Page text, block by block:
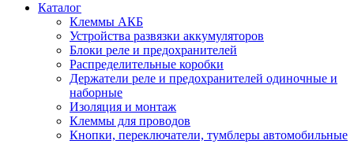
Каталог
Клеммы АКБ
Устройства развязки аккумуляторов
Блоки реле и предохранителей
Распределительные коробки
Держатели реле и предохранителей одиночные и
наборные
Изоляция и монтаж
Клеммы для проводов
Кнопки, переключатели, тумблеры автомобильные